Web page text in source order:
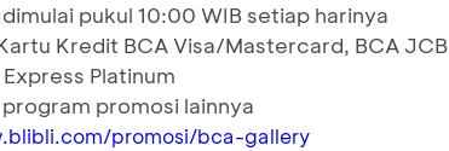
pukul 10:00 WIB setiap harinya
Kredit BCA Visa/Mastercard, BCA JCB
Platinum
promosi lainnya
promosi/bca-gallery